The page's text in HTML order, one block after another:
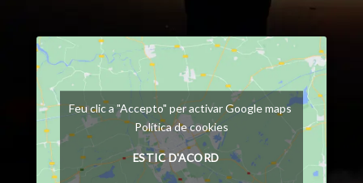
Feu clic a "Accepto" per activar Google maps
Política de cookies
ESTIC D'ACORD